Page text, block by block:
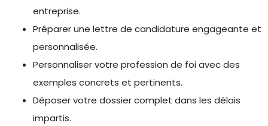
entreprise.
Préparer une lettre de candidature engageante et
personnalisée.
Personnaliser votre profession de foi avec des
exemples concrets et pertinents.
Déposer votre dossier complet dans les délais
impartis.